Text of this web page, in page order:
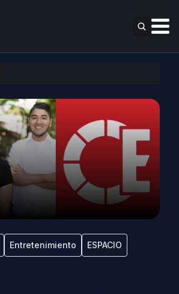
Entretenimiento ESPACIO